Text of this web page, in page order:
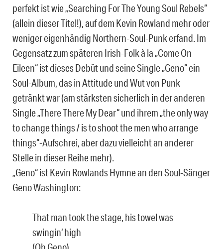
perfekt ist wie „Searching For The Young Soul Rebels“
(allein dieser Titel!), auf dem Kevin Rowland mehr oder
weniger eigenhändig Northern-Soul-Punk erfand. Im
Gegensatz zum späteren Irish-Folk à la „Come On
Eileen“ ist dieses Debüt und seine Single „Geno“ ein
Soul-Album, das in Attitude und Wut von Punk
getränkt war (am stärksten sicherlich in der anderen
Single „There There My Dear“ und ihrem „the only way
to change things / is to shoot the men who arrange
things“-Aufschrei, aber dazu vielleicht an anderer
Stelle in dieser Reihe mehr).
„Geno“ ist Kevin Rowlands Hymne an den Soul-Sänger
Geno Washington:
That man took the stage, his towel was
swingin‘ high